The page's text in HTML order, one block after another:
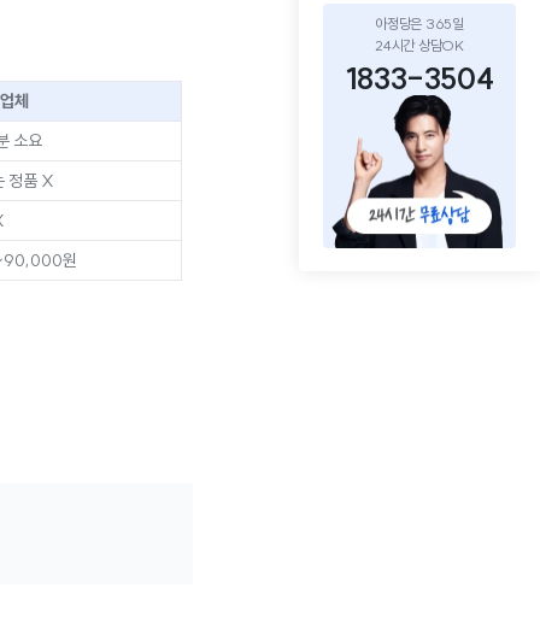
체
소요
정품 X
원
아정당은 365일
24시간 상담OK
1833-3504